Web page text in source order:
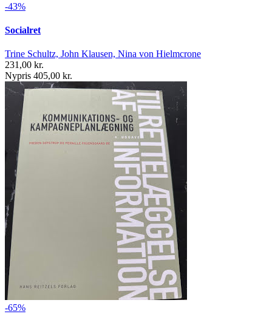
-43%
Socialret
Trine Schultz, John Klausen, Nina von Hielmcrone
231,00 kr.
Nypris 405,00 kr.
-65%